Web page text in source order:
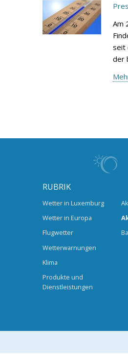
Am
seit
der
RUBRIK
Wetter in Luxemburg
Wetter in Europa
Flugwetter
Wetterwarnungen
Klima
Produkte und
Dienstleistungen